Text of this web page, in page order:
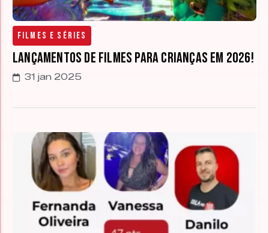
Filmes e Séries
Lançamentos de filmes para crianças em 2026!
31 jan 2025